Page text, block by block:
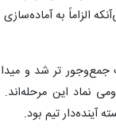
الزاماً به
تر شد و
نماد این
آینده‌دار تیم بود.